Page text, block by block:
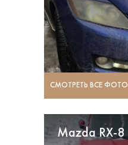
СМОТРЕТЬ ВСЕ ФОТО
Mazda RX-8